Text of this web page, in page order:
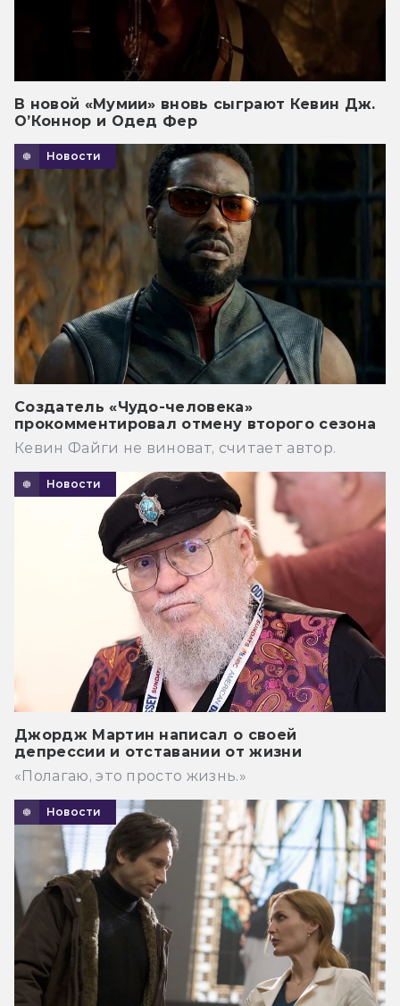
В новой «Мумии» вновь сыграют Кевин Дж.
О’Коннор и Одед Фер
Новости
Создатель «Чудо-человека»
прокомментировал отмену второго сезона
Кевин Файги не виноват, считает автор.
Новости
Джордж Мартин написал о своей
депрессии и отставании от жизни
«Полагаю, это просто жизнь.»
Новости